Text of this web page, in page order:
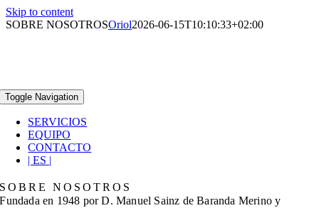
Skip to content
SOBRE NOSOTROSOriol2026-06-15T10:10:33+02:00
Toggle Navigation
SERVICIOS
EQUIPO
CONTACTO
| ES |
SOBRE NOSOTROS
Fundada en 1948 por D. Manuel Sainz de Baranda Merino y